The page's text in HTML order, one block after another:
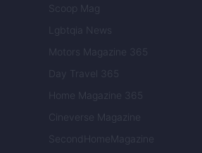
Scoop Mag
Lgbtqia News
Motors Magazine 365
Day Travel 365
Home Magazine 365
Cineverse Magazine
SecondHomeMagazine